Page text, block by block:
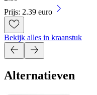
Prijs: 2.39 euro
Bekijk alles in kraanstuk
Alternatieven